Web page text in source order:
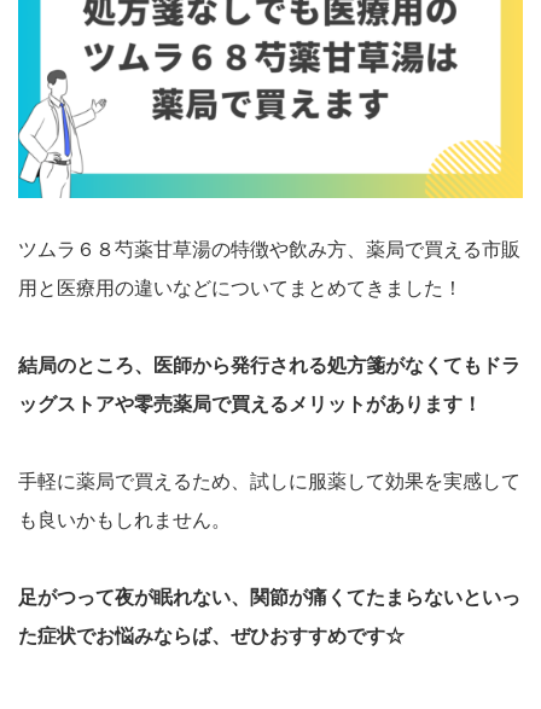
ツムラ６８芍薬甘草湯の特徴や飲み方、薬局で買える市販
用と医療用の違いなどについてまとめてきました！
結局のところ、医師から発行される処方箋がなくてもドラ
ッグストアや零売薬局で買えるメリットがあります！
手軽に薬局で買えるため、試しに服薬して効果を実感して
も良いかもしれません。
足がつって夜が眠れない、関節が痛くてたまらないといっ
た症状でお悩みならば、ぜひおすすめです☆